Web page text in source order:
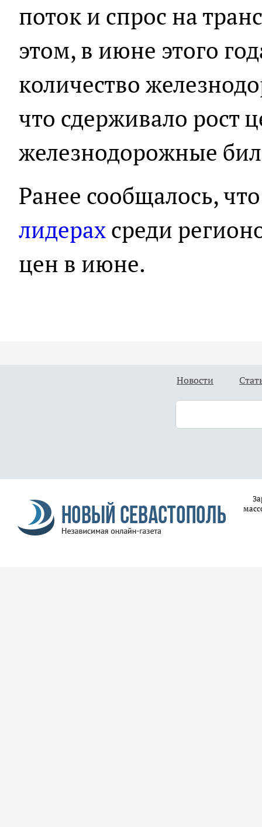
поток и спрос на
этом, в июне этого
количество
что сдерживало рост
железнодорожные
Ранее сообщалось,
лидерахсреди
цен в июне.
Новости